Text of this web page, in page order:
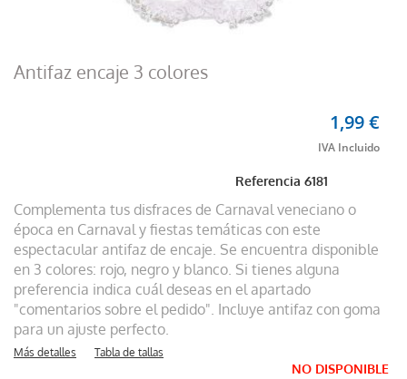
Antifaz encaje 3 colores
Referencia6181
1,99 €
Complementa tus disfraces de Carnaval veneciano o
época en Carnaval y fiestas temáticas con este
espectacular antifaz de encaje. Se encuentra disponible
en 3 colores: rojo, negro y blanco. Si tienes alguna
preferencia indica cuál deseas en el apartado
"comentarios sobre el pedido". Incluye antifaz con goma
para un ajuste perfecto.
Más detalles Tabla de tallas
NO DISPONIBLE